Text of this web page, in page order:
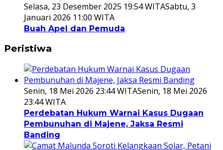
Selasa, 23 Desember 2025 19:54 WITASabtu, 3
Januari 2026 11:00 WITA
Buah Apel dan Pemuda
Peristiwa
Senin, 18 Mei 2026 23:44 WITASenin, 18 Mei 2026
23:44 WITA
Perdebatan Hukum Warnai Kasus Dugaan
Pembunuhan di Majene, Jaksa Resmi
Banding